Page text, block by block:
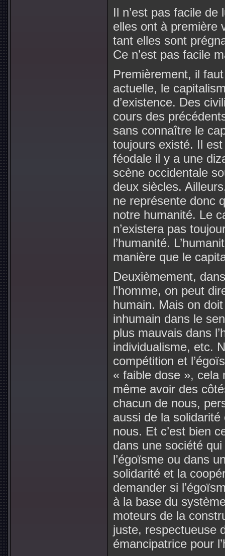
Il n’est pas facile
elles ont à première
tant elles sont
Ce n’est pas facile
Premièrement, il
actuelle, le
d’existence. Des
cours des
sans connaître le
toujours existé. Il
féodale il y a une
scène occidentale
deux siècles.
ne représente donc
notre humanité. Le
n’existera pas
l’humanité.
manière que le
Deuxièmement,
l’homme, on peut
humain. Mais on
inhumain dans le
plus mauvais dans
individualisme, etc.
compétition et
« faible dose », cela
même avoir des
chacun de nous,
aussi de la solidarité
nous. Et c’est bien
dans une société
l’égoïsme ou dans
solidarité et la
demander si
à la base du
moteurs de la
juste, respectueuse
émancipatrice pour